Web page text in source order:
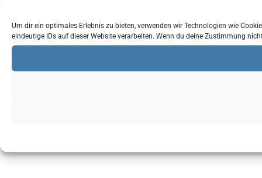
Um dir ein optimales Erlebnis zu bieten, verwenden wir Technologien wie
eindeutige IDs auf dieser Website verarbeiten. Wenn du deine Zustimmung